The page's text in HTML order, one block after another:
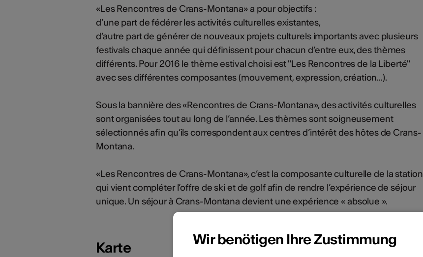
«Les Rencontres de Crans-Montana» a pour objectifs :
d’une part de fédérer les activités culturelles existantes,
d’autre part de générer de nouveaux projets culturels importants avec plusieurs
festivals chaque année qui définissent pour chacun d’entre eux, des thèmes
différents. Pour 2016 le thème estival choisi est "Les Rencontres de la Liberté"
avec ses différentes composantes (mouvement, expression, création...).
Sous la bannière des «Rencontres de Crans-Montana», des activités culturelles
sont organisées tout au long de l’année. Les thèmes sont soigneusement
sélectionnés afin qu’ils correspondent aux centres d’intérêt des hôtes de Crans-
Montana.
«Les Rencontres de Crans-Montana», c’est la composante culturelle de la station
qui vient compléter l’offre de ski et de golf afin de rendre l’expérience de séjour
unique. Un séjour à Crans-Montana devient une expérience « absolue ».
Karte Wir benötigen Ihre Zustimmung